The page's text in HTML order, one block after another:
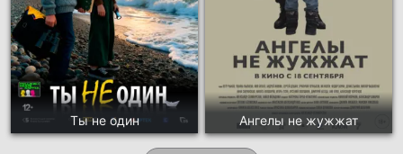
Ты не один Ангелы не жужжат